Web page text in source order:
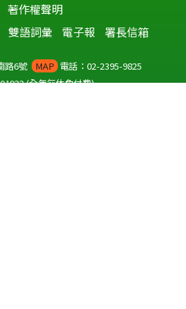
著作權聲明
雙語詞彙 電子報 署長信箱
路6號 MAP 電話：02-2395-9825
(全年無休免付費)